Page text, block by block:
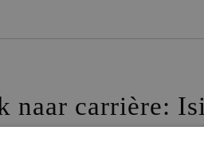
naar carrière: